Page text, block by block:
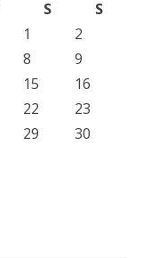
S
S
1
2
8
9
15
16
22
23
29
30